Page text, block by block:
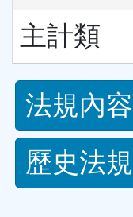
主計類
法
規
功
法規內容
歷史法規